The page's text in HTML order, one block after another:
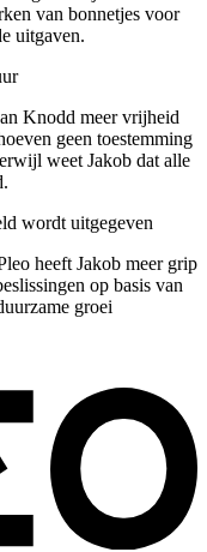
van bonnetjes voor
uitgaven.
Knodd meer vrijheid
geen toestemming
weet Jakob dat alle
wordt uitgegeven
heeft Jakob meer grip
op basis van
groei